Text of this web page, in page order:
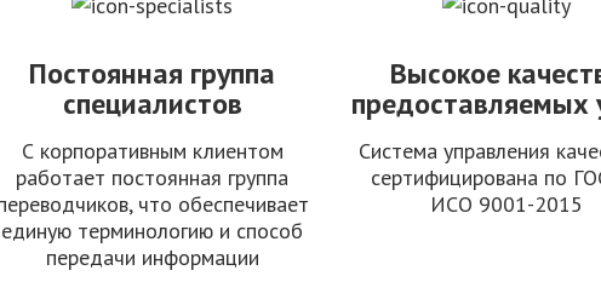
Постоянная группа
специалистов
С корпоративным клиентом
работает постоянная группа
что обеспечивает
единую терминологию и способ
передачи информации
Высокое
предоставляемых
Система управления
сертифицирована по
ИСО 9001-2015